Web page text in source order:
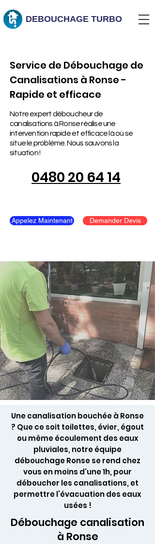
DEBOUCHAGE TURBO
Service de Débouchage de
Canalisations à Ronse -
Rapide et efficace
Notre expert déboucheur de
canalisations à Ronse réalise une
intervention rapide et efficace là où se
situe le problème. Nous sauvons la
situation !
0480 20 64 14
Appelez Maintenant Demander Devis
Une canalisation bouchée à Ronse
? Que ce soit toilettes, évier, égout
ou même écoulement des eaux
pluviales, notre équipe
débouchage Ronse se rend chez
vous en moins d'une 1h, pour
déboucher les canalisations, et
permettre l’évacuation des eaux
usées !
Débouchage canalisation
à Ronse